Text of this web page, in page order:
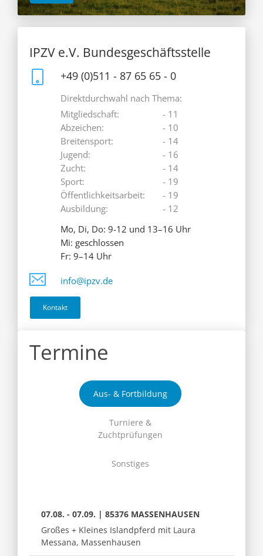
IPZV e.V. Bundesgeschäftsstelle
+49 (0)511 - 87 65 65 - 0
Direktdurchwahl nach Thema:
Mitgliedschaft:
Abzeichen:
Breitensport:
Jugend:
Zucht:
Sport:
Öffentlichkeitsarbeit:
Ausbildung:
- 11
- 10
- 14
- 16
- 14
- 19
- 19
- 12
Mo, Di, Do: 9-12 und 13–16 Uhr
Mi: geschlossen
Fr: 9–14 Uhr
info@ipzv.de
Kontakt
Termine
Aus- & Fortbildung
Turniere &
Zuchtprüfungen
Sonstiges
07.08. - 07.09. | 85376 MASSENHAUSEN
Großes + Kleines Islandpferd mit Laura
Messana, Massenhausen